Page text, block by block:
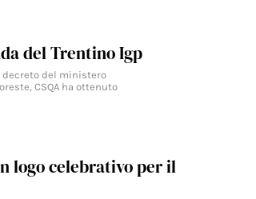
del Trentino Igp
decreto del ministero
CSQA ha ottenuto
logo celebrativo per il